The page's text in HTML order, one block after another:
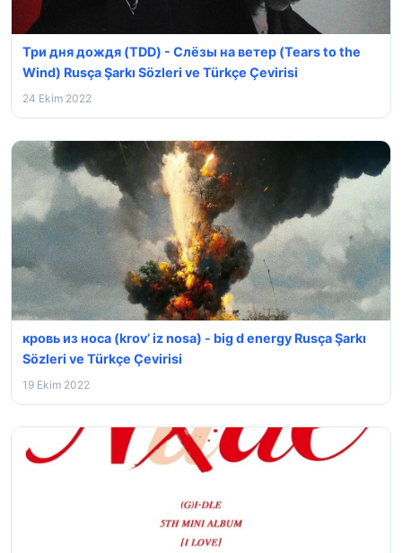
Три дня дождя (TDD) - Слёзы на ветер (Tears to the
Wind) Rusça Şarkı Sözleri ve Türkçe Çevirisi
24 Ekim 2022
кровь из носа (krov’ iz nosa) - ⁣big d energy Rusça Şarkı
Sözleri ve Türkçe Çevirisi
19 Ekim 2022